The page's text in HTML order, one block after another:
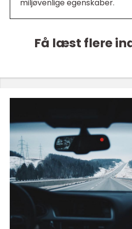
miljøvenlige egenskaber.
Få læst flere